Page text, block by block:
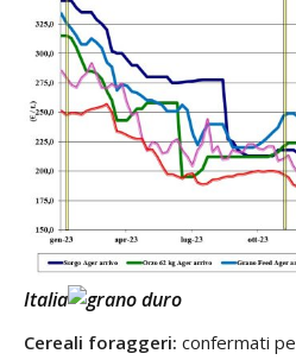
Italia
Cereali foraggeri: confermati